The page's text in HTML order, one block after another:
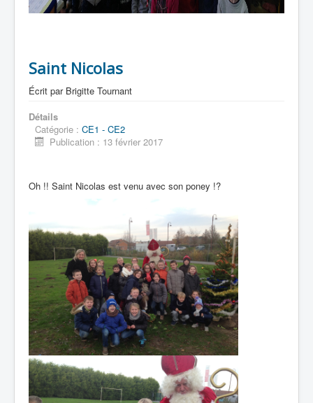
Saint Nicolas
Écrit par Brigitte Tournant
Détails
Catégorie : CE1 - CE2
Publication : 13 février 2017
Oh !! Saint Nicolas est venu avec son poney !?